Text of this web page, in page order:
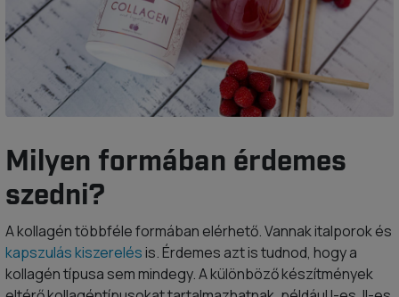
Milyen formában érdemes
szedni?
A kollagén többféle formában elérhető. Vannak italporok és
kapszulás kiszerelésis. Érdemes azt is tudnod, hogy a
kollagén típusa sem mindegy. A különböző készítmények